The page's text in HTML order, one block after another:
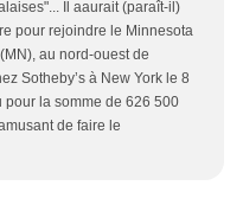
Il aaurait (paraît-il)
pour rejoindre le Minnesota
au nord-ouest de
Sotheby’s à New York le 8
la somme de 626 500
de faire le